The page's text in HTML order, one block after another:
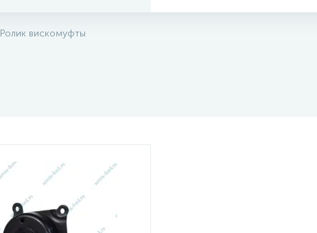
Ролик вискомуфты